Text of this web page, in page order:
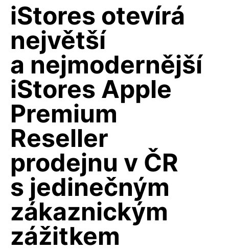
iStores otevírá
největší
a nejmodernější
iStores Apple
Premium
Reseller
prodejnu v ČR
s jedinečným
zákaznickým
zážitkem